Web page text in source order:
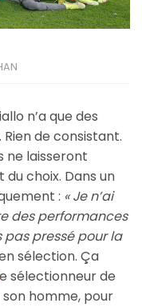
n’a que des
. Rien de consistant.
ne laisseront
choix. Dans un
: « Je n’ai
des performances
pas pressé pour la
sélection. Ça
sélectionneur de
homme, pour